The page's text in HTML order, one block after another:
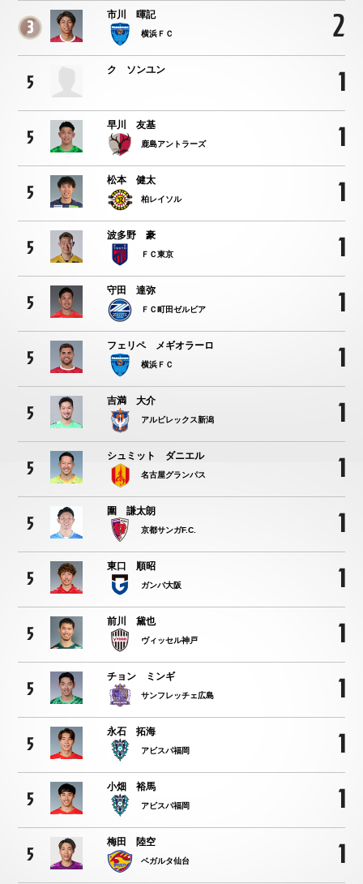
3
市川 暉記
横浜ＦＣ 2
5
ク ソンユン 1
5
早川 友基
鹿島アントラーズ 1
5
松本 健太
柏レイソル 1
5
波多野 豪
ＦＣ東京 1
5
守田 達弥
ＦＣ町田ゼルビア 1
5
フェリペ メギオラーロ
横浜ＦＣ 1
5
吉満 大介
アルビレックス新潟 1
5
シュミット ダニエル
名古屋グランパス 1
5
圍 謙太朗
京都サンガF.C. 1
5
東口 順昭
ガンバ大阪 1
5
前川 黛也
ヴィッセル神戸 1
5
チョン ミンギ
サンフレッチェ広島 1
5
永石 拓海
アビスパ福岡 1
5
小畑 裕馬
アビスパ福岡 1
5
梅田 陸空
ベガルタ仙台 1